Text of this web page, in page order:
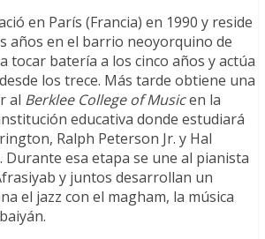
en París (Francia) en 1990 y reside
años en el barrio neoyorquino de
tocar batería a los cinco años y actúa
los trece. Más tarde obtiene una
al Berklee College of Musicen la
educativa donde estudiará
Ralph Peterson Jr. y Hal
esa etapa se une al pianista
y juntos desarrollan un
el jazz con el magham, la música